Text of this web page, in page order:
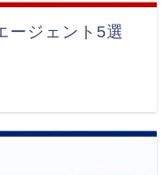
ージェント5選